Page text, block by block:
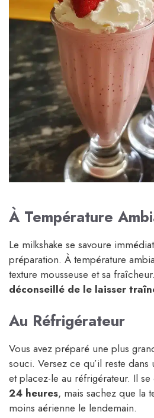
À Température
Le milkshake se savoure
préparation. À température
texture mousseuse et sa
déconseillé de le laisser
Au Réfrigérateur
Vous avez préparé une plus
souci. Versez ce qu’il reste dans
et placez-le au réfrigérateur. Il se
24 heures, mais sachez que la
moins aérienne le lendemain.